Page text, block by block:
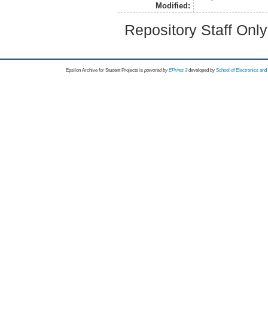
Modified:
Repository Staff
Epsilon Archive for Student Projects is powored byEPrints 3 developed by School of Electronics